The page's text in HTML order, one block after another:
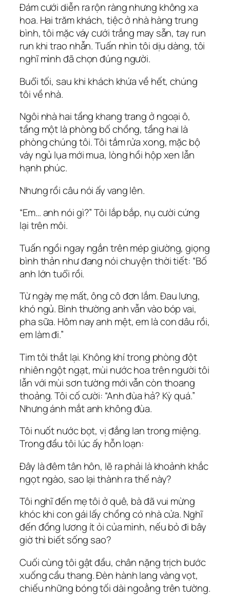
Đám cưới diễn ra rộn ràng nhưng không xa
hoa. Hai trăm khách, tiệc ở nhà hàng trung
bình, tôi mặc váy cưới trắng may sẵn, tay run
run khi trao nhẫn. Tuấn nhìn tôi dịu dàng, tôi
nghĩ mình đã chọn đúng người.
Buổi tối, sau khi khách khứa về hết, chúng
tôi về nhà.
Ngôi nhà hai tầng khang trang ở ngoại ô,
tầng một là phòng bố chồng, tầng hai là
phòng chúng tôi. Tôi tắm rửa xong, mặc bộ
váy ngủ lụa mới mua, lòng hồi hộp xen lẫn
hạnh phúc.
Nhưng rồi câu nói ấy vang lên.
“Em… anh nói gì?” Tôi lắp bắp, nụ cười cứng
lại trên môi.
Tuấn ngồi ngay ngắn trên mép giường, giọng
bình thản như đang nói chuyện thời tiết: “Bố
anh lớn tuổi rồi.
Từ ngày mẹ mất, ông cô đơn lắm. Đau lưng,
khó ngủ. Bình thường anh vẫn vào bóp vai,
pha sữa. Hôm nay anh mệt, em là con dâu rồi,
em làm đi.”
Tim tôi thắt lại. Không khí trong phòng đột
nhiên ngột ngạt, mùi nước hoa trên người tôi
lẫn với mùi sơn tường mới vẫn còn thoang
thoảng. Tôi cố cười: “Anh đùa hả? Kỳ quá.”
Nhưng ánh mắt anh không đùa.
Tôi nuốt nước bọt, vị đắng lan trong miệng.
Trong đầu tôi lúc ấy hỗn loạn:
Đây là đêm tân hôn, lẽ ra phải là khoảnh khắc
ngọt ngào, sao lại thành ra thế này?
Tôi nghĩ đến mẹ tôi ở quê, bà đã vui mừng
khóc khi con gái lấy chồng có nhà cửa. Nghĩ
đến đồng lương ít ỏi của mình, nếu bỏ đi bây
giờ thì biết sống sao?
Cuối cùng tôi gật đầu, chân nặng trịch bước
xuống cầu thang. Đèn hành lang vàng vọt,
chiếu những bóng tối dài ngoằng trên tường.